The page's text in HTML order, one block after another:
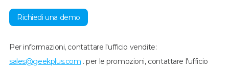
Richiedi una demo
Per informazioni, contattare l'ufficio vendite:
sales@geekplus.com . per le promozioni, contattare l'ufficio